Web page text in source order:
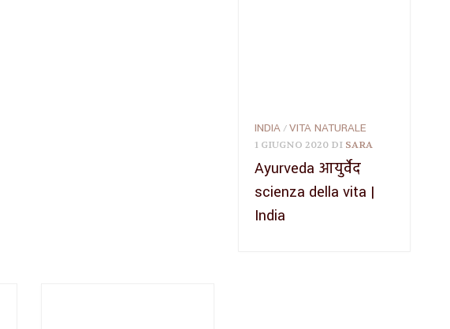
INDIA/VITA NATURALE
1 GIUGNO 2020DI SARA
Ayurveda आयुर्वेद
scienza della vita |
India